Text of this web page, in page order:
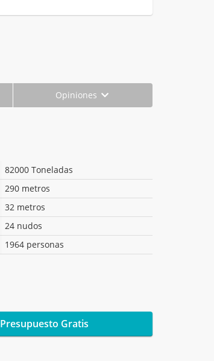
Opiniones
82000 Toneladas
290 metros
32 metros
24 nudos
1964 personas
Presupuesto Gratis